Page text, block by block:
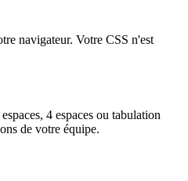
navigateur. Votre CSS n'est
4 espaces ou tabulation
de votre équipe.